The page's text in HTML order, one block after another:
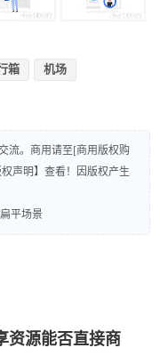
箱 机场
流。商用请至[商用版权购
声明】查看！因版权产生
平场景
资源能否直接商